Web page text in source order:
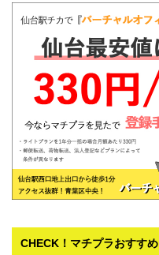
CHECK！マチプラおすすめ